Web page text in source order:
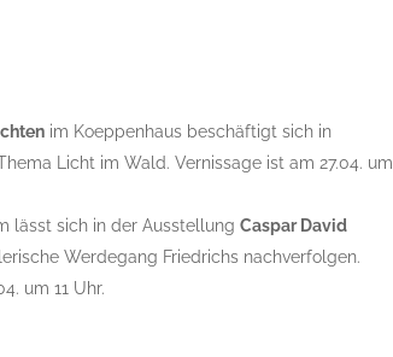
im Koeppenhaus beschäftigt sich in
Licht im Wald. Vernissage ist am 27.04. um
lässt sich in der Ausstellung Caspar David
Werdegang Friedrichs nachverfolgen.
um 11 Uhr.